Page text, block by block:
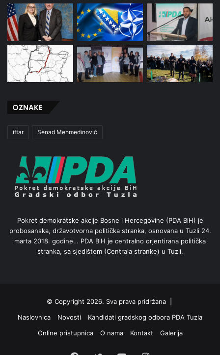
OZNAKE
iftar Senad Mehmedinović
Pokret demokratske akcije Bosne i Hercegovine (PDA BiH) je
probosanska, državotvorna politička stranka, osnovana u Tuzli 24.
marta 2018. godine… PDA BiH je centralno orjentirana politička
stranka, sa sjedištem (Centrala stranke) u Tuzli.
© Copyright 2026. Sva prava pridržana |
Naslovnica
Novosti
Kandidati gradskog odbora PDA Tuzla
Online pristupnica
O nama Kontakt Galerija